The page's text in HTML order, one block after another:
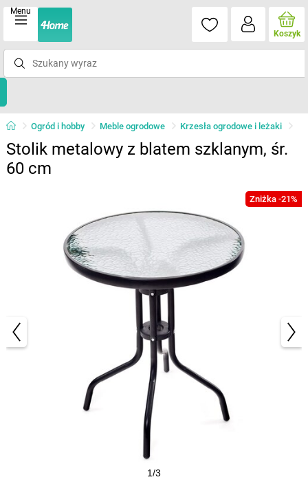
Menu
Koszyk
Ogród i hobby Meble ogrodowe Krzesła ogrodowe i leżaki
Stolik metalowy z blatem szklanym, śr.
60 cm
Zniżka -21%
1/3